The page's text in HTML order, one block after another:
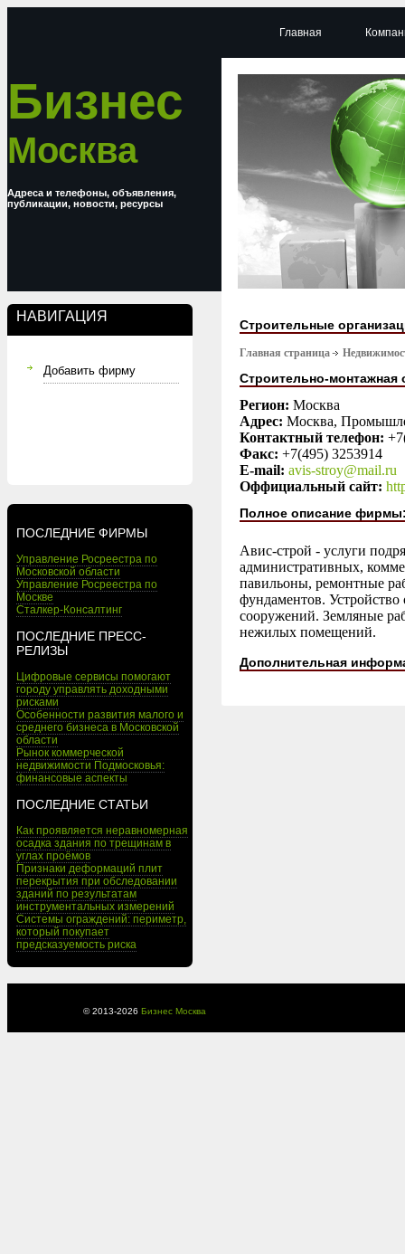
Бизнес
Москва
Адреса и телефоны, объявления,
публикации, новости, ресурсы
НАВИГАЦИЯ
Добавить фирму
ПОСЛЕДНИЕ ФИРМЫ
Управление Росреестра по
Московской области
Управление Росреестра по
Москве
Сталкер-Консалтинг
ПОСЛЕДНИЕ ПРЕСС-
РЕЛИЗЫ
Цифровые сервисы помогают
городу управлять доходными
рисками
Особенности развития малого и
среднего бизнеса в Московской
области
Рынок коммерческой
недвижимости Подмосковья:
финансовые аспекты
ПОСЛЕДНИЕ СТАТЬИ
Как проявляется неравномерная
осадка здания по трещинам в
углах проёмов
Признаки деформаций плит
перекрытия при обследовании
зданий по результатам
инструментальных измерений
Системы ограждений: периметр,
который покупает
предсказуемость риска
Главная
Строительные
Главная страница
Строительно-монтажная
Регион: Москва
Адрес: Москва,
Контактный телефон:
Факс: +7(495) 3253914
E-mail: avis-stroy@mail.ru
Оффициальный сайт:
Полное описание
Авис-строй - услуги
административных,
павильоны, ремонтные
фундаментов. Устройство
сооружений. Земляные
нежилых помещений.
Дополнительная
© 2013-2026 Бизнес Москва